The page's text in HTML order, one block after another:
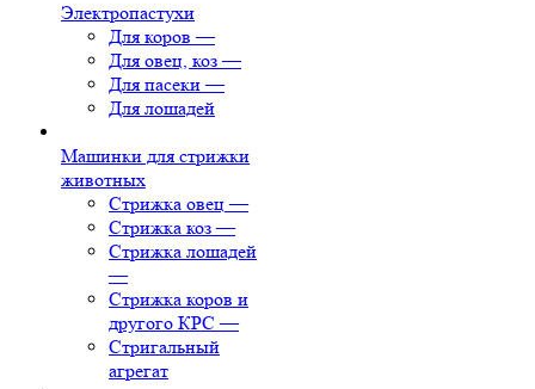
Электропастухи
Для коров —
Для овец, коз —
Для пасеки —
Для лошадей
Машинки для стрижки
животных
Стрижка овец —
Стрижка коз —
Стрижка лошадей
—
Стрижка коров и
другого КРС —
Стригальный
агрегат